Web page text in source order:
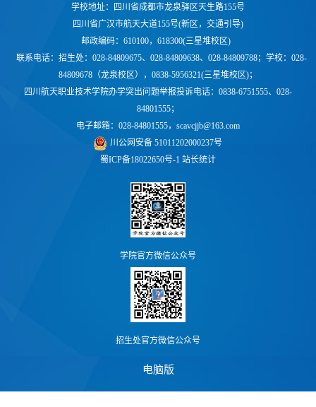
学校地址：四川省成都市龙泉驿区天生路155号
四川省广汉市航天大道155号(新区，交通引导)
邮政编码：610100，618300(三星堆校区)
联系电话： 招生处：028-84809675、028-84809638、028-84809788；学校： 028-
84809678（龙泉校区），0838-5956321(三星堆校区)；
四川航天职业技术学院办学突出问题举报投诉电话：0838-6751555、028-
84801555；
电子邮箱：028-84801555，scavcjjb@163.com
川公网安备 51011202000237号
蜀ICP备18022650号-1 站长统计
学院官方微信公众号
招生处官方微信公众号
电脑版